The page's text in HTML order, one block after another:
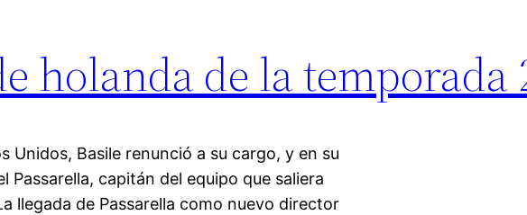
holanda de la temporada
Unidos, Basile renunció a su cargo, y en su
Passarella, capitán del equipo que saliera
llegada de Passarella como nuevo director